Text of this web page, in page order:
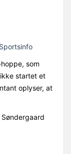
Sportsinfo
som
startet et
oplyser, at